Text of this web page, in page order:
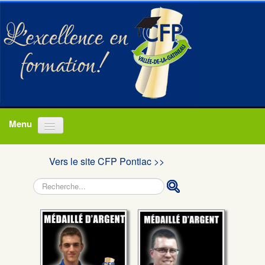
Programmes
Actualités
Nous joindre
Vers le site CFP Pontiac >>
Rechercher